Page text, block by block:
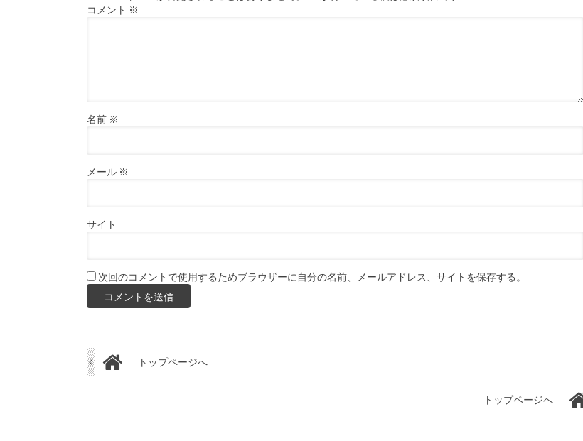
コメント ※
名前 ※
メール ※
サイト
次回のコメントで使用するためブラウザーに自分の名前、メールアドレス、サイトを保存する。
トップページへ
トップページへ